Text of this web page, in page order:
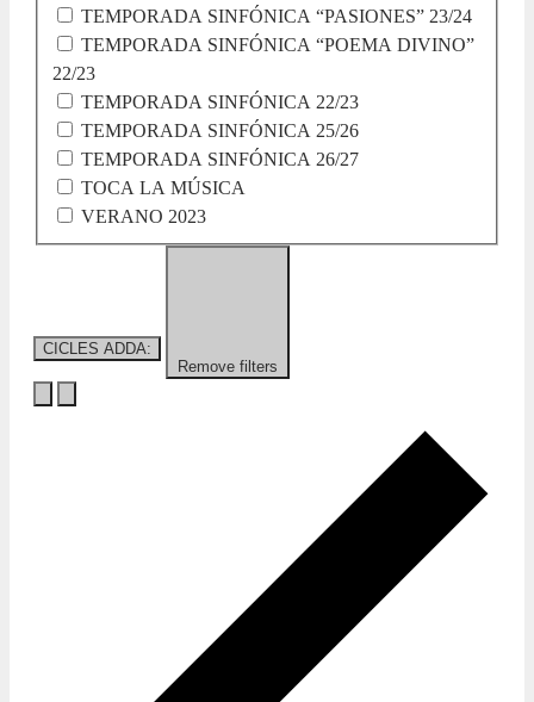
TEMPORADA SINFÓNICA “PASIONES” 23/24
TEMPORADA SINFÓNICA “POEMA DIVINO”
22/23
TEMPORADA SINFÓNICA 22/23
TEMPORADA SINFÓNICA 25/26
TEMPORADA SINFÓNICA 26/27
TOCA LA MÚSICA
VERANO 2023
CICLES ADDA:
Remove filters